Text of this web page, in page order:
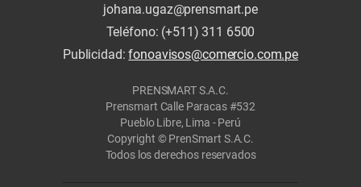
johana.ugaz@prensmart.pe
Teléfono: (+511) 311 6500
Publicidad:fonoavisos@comercio.com.pe
PRENSMART S.A.C.
Prensmart Calle Paracas #532
Pueblo Libre, Lima - Perú
Copyright © PrenSmart S.A.C.
Todos los derechos reservados